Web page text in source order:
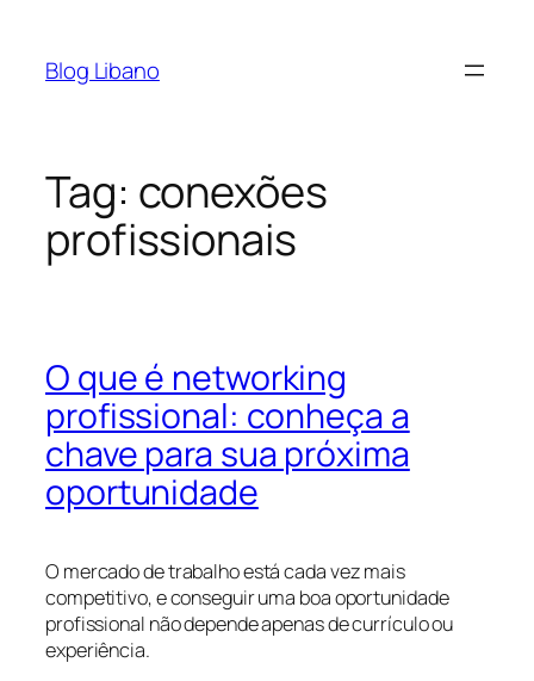
Blog Libano
Tag: conexões
profissionais
O que é networking
profissional: conheça a
chave para sua próxima
oportunidade
O mercado de trabalho está cada vez mais
competitivo, e conseguir uma boa oportunidade
profissional não depende apenas de currículo ou
experiência.